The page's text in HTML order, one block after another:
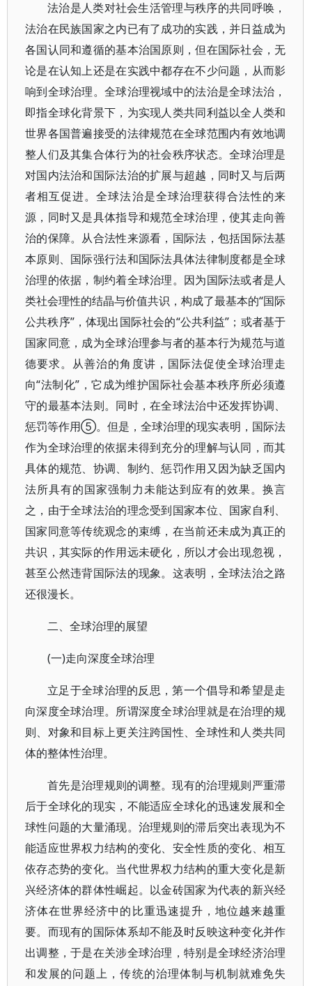
法治是人类对社会生活管理与秩序的共同呼唤，
法治在民族国家之内已有了成功的实践，并日益成为
各国认同和遵循的基本治国原则，但在国际社会，无
论是在认知上还是在实践中都存在不少问题，从而影
响到全球治理。全球治理视域中的法治是全球法治，
即指全球化背景下，为实现人类共同利益以全人类和
世界各国普遍接受的法律规范在全球范围内有效地调
整人们及其集合体行为的社会秩序状态。全球治理是
对国内法治和国际法治的扩展与超越，同时又与后两
者相互促进。全球法治是全球治理获得合法性的来
源，同时又是具体指导和规范全球治理，使其走向善
治的保障。从合法性来源看，国际法，包括国际法基
本原则、国际强行法和国际法具体法律制度都是全球
治理的依据，制约着全球治理。因为国际法或者是人
类社会理性的结晶与价值共识，构成了最基本的“国际
公共秩序”，体现出国际社会的“公共利益”；或者基于
国家同意，成为全球治理参与者的基本行为规范与道
德要求。从善治的角度讲，国际法促使全球治理走
向“法制化”，它成为维护国际社会基本秩序所必须遵
守的最基本法则。同时，在全球法治中还发挥协调、
惩罚等作用⑤。但是，全球治理的现实表明，国际法
作为全球治理的依据未得到充分的理解与认同，而其
具体的规范、协调、制约、惩罚作用又因为缺乏国内
法所具有的国家强制力未能达到应有的效果。换言
之，由于全球法治的理念受到国家本位、国家自利、
国家同意等传统观念的束缚，在当前还未成为真正的
共识，其实际的作用远未硬化，所以才会出现忽视，
甚至公然违背国际法的现象。这表明，全球法治之路
还很漫长。
二、全球治理的展望
(一)走向深度全球治理
立足于全球治理的反思，第一个倡导和希望是走
向深度全球治理。所谓深度全球治理就是在治理的规
则、对象和目标上更关注跨国性、全球性和人类共同
体的整体性治理。
首先是治理规则的调整。现有的治理规则严重滞
后于全球化的现实，不能适应全球化的迅速发展和全
球性问题的大量涌现。治理规则的滞后突出表现为不
能适应世界权力结构的变化、安全性质的变化、相互
依存态势的变化。当代世界权力结构的重大变化是新
兴经济体的群体性崛起。以金砖国家为代表的新兴经
济体在世界经济中的比重迅速提升，地位越来越重
要。而现有的国际体系却不能及时反映这种变化并作
出调整，于是在关涉全球治理，特别是全球经济治理
和发展的问题上，传统的治理体制与机制就难免失